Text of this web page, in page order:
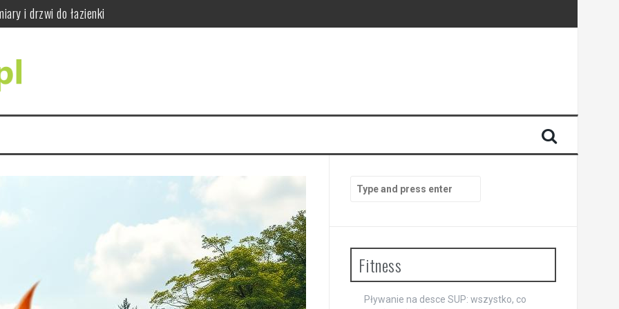
wskazówki
wykonuje i jak wygląda badanie RTG zębów
i jak bezpiecznie ćwiczyć
w praktyce
Search
for:
Fitness
Pływanie na desce SUP: wszystko, co